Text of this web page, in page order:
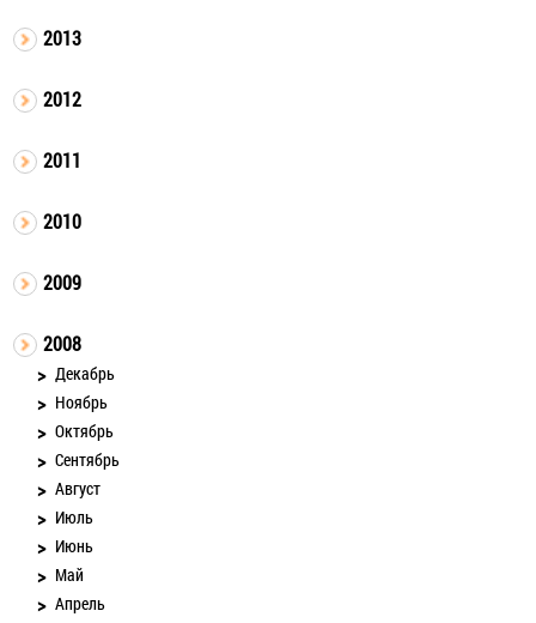
2013
2012
2011
2010
2009
2008
Декабрь
Ноябрь
Октябрь
Сентябрь
Август
Июль
Июнь
Май
Апрель